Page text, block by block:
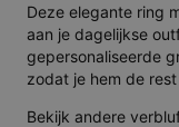
Deze elegante ring
aan je dagelijkse
gepersonaliseerde
zodat je hem de
Bekijk andere